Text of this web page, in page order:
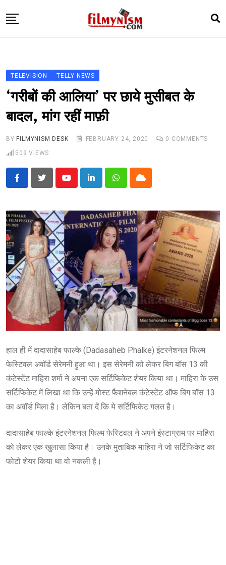
to
TELEVISION
BHOJPURI
NEWS ABTAK
STARRY SIDES
TELEVISION TELLY NEWS
‘गरीबों की आलिया’ पर छाये मुसीबत के
बादल, मांग रहीं माफ़ी
BY FILMYNISM DESK FEBRUARY 24, 2020 0 COMMENTS
509 VIEWS
YoutubeLinkedInWhatsappCloud
हाल ही में दादासाहेब फाल्के (Dadasaheb Phalke) इंटरनेशनल फिल्म
फेस्ट‍िवल अवॉर्ड सेरेमनी हुआ था। इस सेरेमनी को लेकर बिग बॉस 13 की
कंटेस्टेंट माहिरा शर्मा ने अपना एक सर्टिफिकेट शेयर किया था। माहिरा के उस
सर्टिफिकेट में लिखा था कि उन्हें मोस्ट फैशनेबल कंटेस्टेंट ऑफ बिग बॉस 13
का अवॉर्ड मिला है। लेकिन बता दें कि ये सर्टिफिकेट गलत है।
दादासाहेब फाल्के इंटरनेशनल फिल्म फेस्ट‍िवल ने अपने इंस्टाग्राम पर माहिरा
को लेकर एक खुलासा किया है। उनके मुताबिक माहिरा ने जो सर्टिफिकेट का
फोटो शेयर किया था वो नकली है।